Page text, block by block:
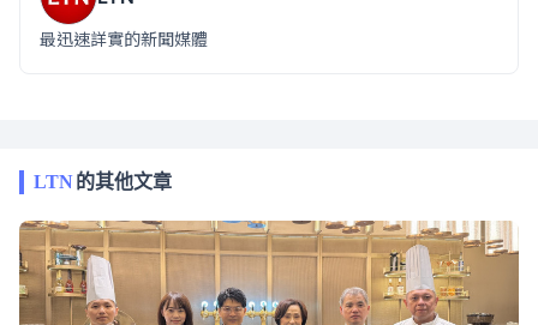
最迅速詳實的新聞媒體
LTN的其他文章